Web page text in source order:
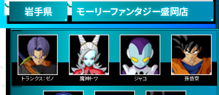
岩手県 モーリーファンタジー盛岡店
トランクス：ゼノ 魔神トワ ジャコ 孫悟空